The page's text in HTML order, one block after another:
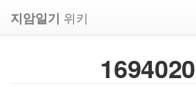
지암일기 위키